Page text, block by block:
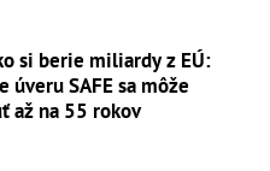
si berie miliardy z EÚ:
úveru SAFE sa môže
až na 55 rokov